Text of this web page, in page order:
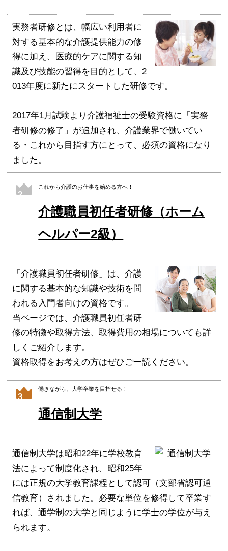
実務者研修とは、幅広い利用者に
対する基本的な介護提供能力の修
得に加え、医療的ケアに関する知
識及び技能の習得を目的として、2
013年度に新たにスタートした研修です。
2017年1月試験より介護福祉士の受験資格に「実務
者研修の修了」が追加され、介護業界で働いてい
る・これから目指す方にとって、必須の資格になり
ました。
2
これから介護のお仕事を始める方へ！
介護職員初任者研修（ホーム
ヘルパー2級）
「介護職員初任者研修」は、介護
に関する基本的な知識や技術を問
われる入門者向けの資格です。
当ページでは、介護職員初任者研
修の特徴や取得方法、取得費用の相場についても詳
しくご紹介します。
資格取得をお考えの方はぜひご一読ください。
3
働きながら、大学卒業を目指せる！
通信制大学
通信制大学は昭和22年に学校教育
法によって制度化され、昭和25年
には正規の大学教育課程として認可（文部省認可通
信教育）されました。必要な単位を修得して卒業す
れば、通学制の大学と同じように学士の学位が与え
られます。